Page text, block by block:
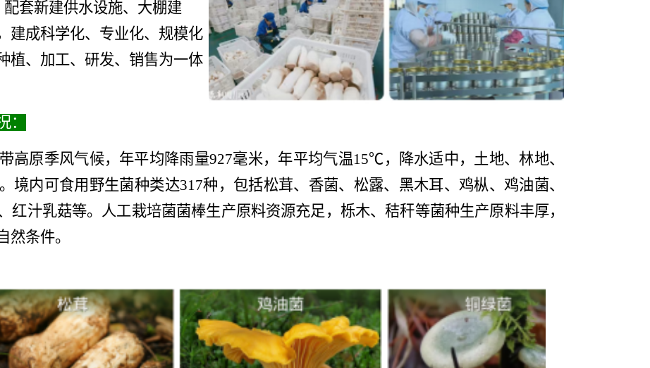
配套新建供水设施、大棚建
建成科学化、专业化、规模化
植、加工、研发、销售为一体
：
高原季风气候，年平均降雨量927毫米，年平均气温15℃，降水适中，土地、林地、
境内可食用野生菌种类达317种，包括松茸、香菌、松露、黑木耳、鸡枞、鸡油菌、
红汁乳菇等。人工栽培菌菌棒生产原料资源充足，栎木、秸秆等菌种生产原料丰厚，
条件。